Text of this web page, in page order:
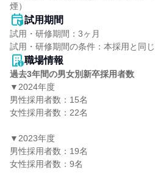
煙）
試用期間
試用・研修期間：3ヶ月
職場情報
過去3年間の男女別新卒採用者数
▼2024年度
男性採用者数：15名
女性採用者数：22名
▼2023年度
男性採用者数：19名
女性採用者数：9名